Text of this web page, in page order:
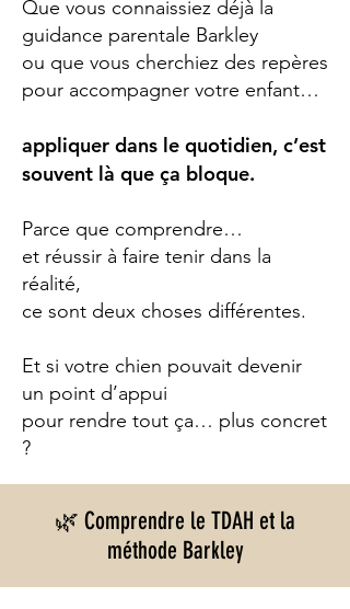
Que vous connaissiez déjà la
guidance parentale Barkley
ou que vous cherchiez des repères
pour accompagner votre enfant…
appliquer dans le quotidien, c’est
souvent là que ça bloque.
Parce que comprendre…
et réussir à faire tenir dans la
réalité,
ce sont deux choses différentes.
Et si votre chien pouvait devenir
un point d’appui
pour rendre tout ça… plus concret
?
🌿 Comprendre le TDAH et la
méthode Barkley